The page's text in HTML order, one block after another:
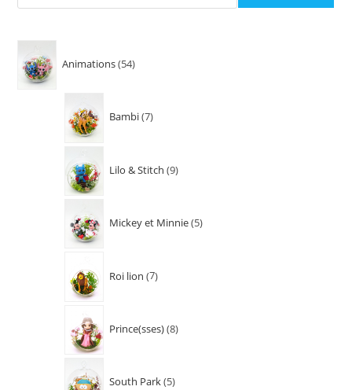
Animations 54
Bambi 7
Lilo & Stitch 9
Mickey et Minnie 5
Roi lion 7
Prince(sses) 8
South Park 5